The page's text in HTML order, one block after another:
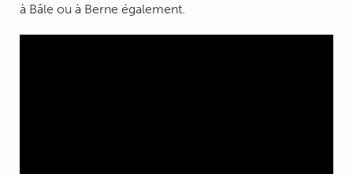
à Bâle ou à Berne également.